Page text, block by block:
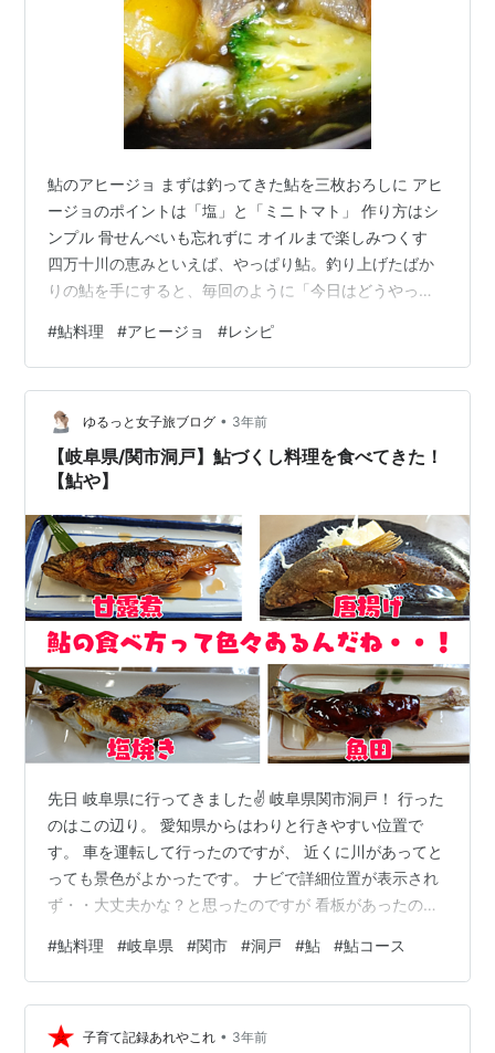
鮎のアヒージョ まずは釣ってきた鮎を三枚おろしに アヒ
ージョのポイントは「塩」と「ミニトマト」 作り方はシ
ンプル 骨せんべいも忘れずに オイルまで楽しみつくす
四万十川の恵みといえば、やっぱり鮎。釣り上げたばか
りの鮎を手にすると、毎回のように「今日はどうやって
もいいけれど、今回は少し変化球。鮎をアヒージョにし
てみました。スペイン風のオイル煮、あの「アヒージ
ョ」です。実はこれが、びっくりするほど鮎と相性がい
いんです。 まずは釣ってきた鮎を三枚おろしに 釣りたて
の鮎をさばくと、香りの良さに毎回うっとりします。三
枚おろしにして、骨と身を分けます。ア…
#鮎料理 #アヒージョ #レシピ
ゆるっと女子旅ブログ • 3年前
【岐阜県/関市洞戸】鮎づくし料理を食べてきた！
【鮎や】
先日 岐阜県に行ってきました✌ 岐阜県関市洞戸！ 行った
のはこの辺り。 愛知県からはわりと行きやすい位置で
す。 車を運転して行ったのですが、 近くに川があってと
っても景色がよかったです。 ナビで詳細位置が表示され
ず・・大丈夫かな？と思ったのですが 看板があったので
さんある地域。 鮎が有名！ 道中気になるお店がたくさん
ありました！ 今度は違うお店も行ってみたいな。 今回は
雑誌に載っていて気になっていた・・・ 鮎やさんに行っ
てきました☆ ※イラストで人を隠しています！ 配慮大
#鮎料理 #岐阜県 #関市 #洞戸 #鮎 #鮎コース
子育て記録あれやこれ • 3年前